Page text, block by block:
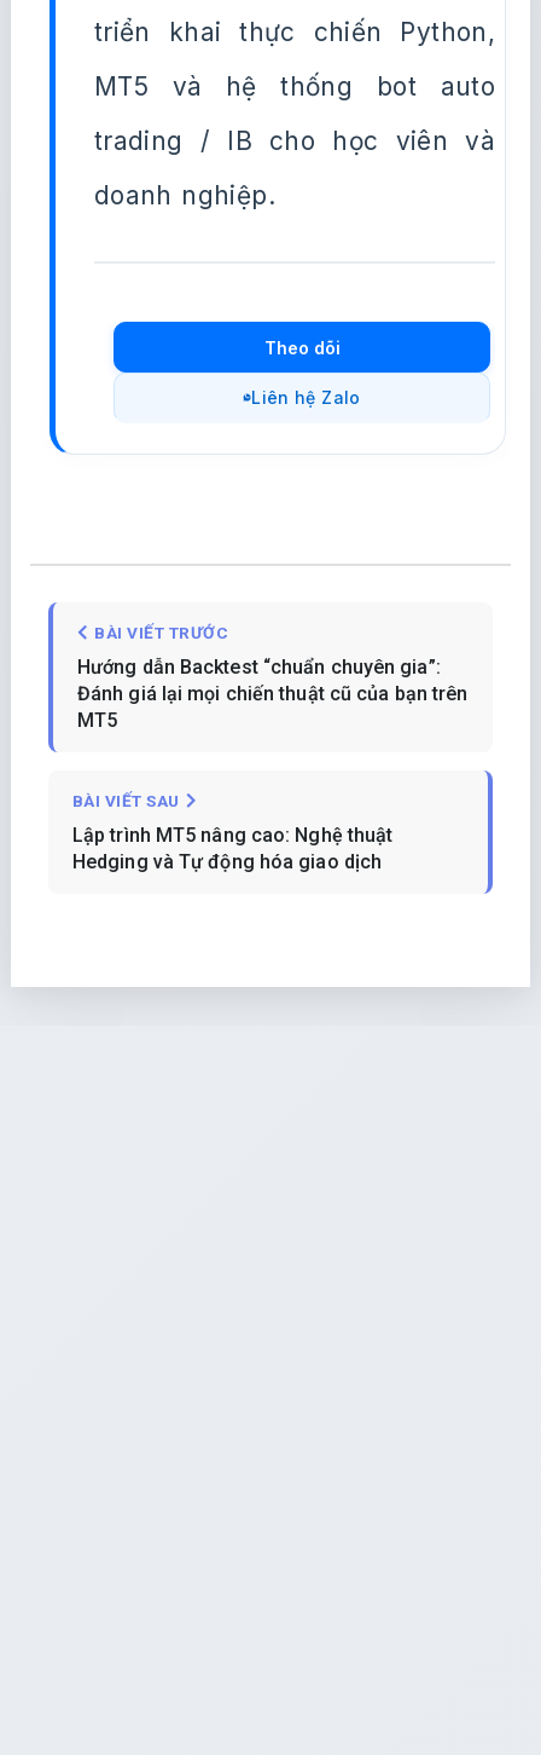
triển khai thực chiến Python,
MT5 và hệ thống bot auto
trading / IB cho học viên và
doanh nghiệp.
Theo dõi
Liên hệ Zalo
BÀI VIẾT TRƯỚC
Hướng dẫn Backtest “chuẩn chuyên gia”:
Đánh giá lại mọi chiến thuật cũ của bạn trên
MT5
BÀI VIẾT SAU
Lập trình MT5 nâng cao: Nghệ thuật
Hedging và Tự động hóa giao dịch